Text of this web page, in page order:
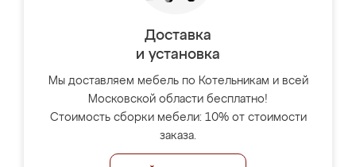
Доставка
и установка
Мы доставляем мебель по Котельникам и всей
Московской области бесплатно!
Стоимость сборки мебели: 10% от стоимости
заказа.